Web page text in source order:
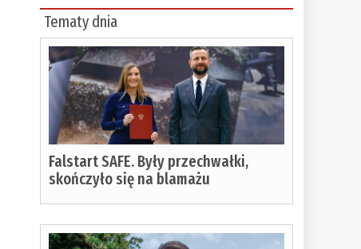
Tematy dnia
Falstart SAFE. Były przechwałki,
skończyło się na blamażu